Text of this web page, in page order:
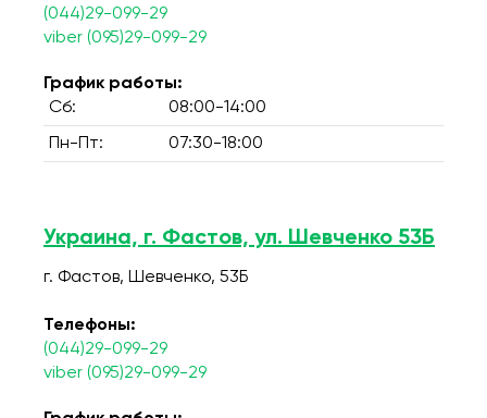
(044)29-099-29
viber (095)29-099-29
График работы:
Сб:
08:00-14:00
Пн-Пт: 07:30-18:00
Украина, г. Фастов, ул. Шевченко 53Б
г. Фастов, Шевченко, 53Б
Телефоны:
(044)29-099-29
viber (095)29-099-29